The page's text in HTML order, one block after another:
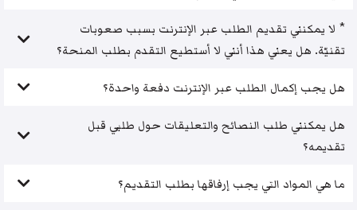
* لا يمكنني تقديم الطلب عبر الإنترنت بسبب صعوبات
تقنيّة. هل يعني هذا أنني لا أستطيع التقدم بطلب المنحة؟
هل يجب إكمال الطلب عبر الإنترنت دفعة واحدة؟
هل يمكنني طلب النصائح والتعليقات حول طلبي قبل
تقديمه؟
ما هي المواد التي يجب إرفاقها بطلب التقديم؟